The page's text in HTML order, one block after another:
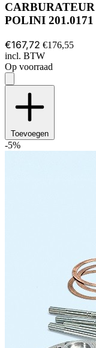
POLINI 201.0171
€167,72 €176,55
incl. BTW
Op voorraad
Toevoegen
-5%